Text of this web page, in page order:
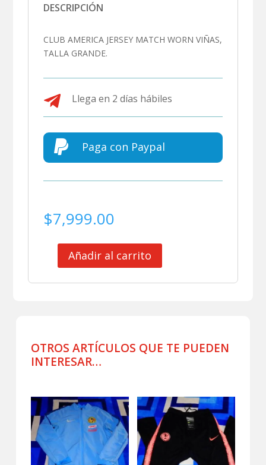
DESCRIPCIÓN
CLUB AMERICA JERSEY MATCH WORN VIÑAS,
TALLA GRANDE.
 Llega en 2 días hábiles
 Paga con Paypal
$7,999.00
cantidad
Añadir al carrito
OTROS ARTÍCULOS QUE TE PUEDEN
INTERESAR…